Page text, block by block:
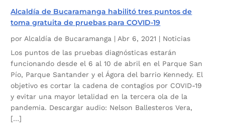
Alcaldía de Bucaramanga habilitó tres puntos de
toma gratuita de pruebas para COVID-19
porAlcaldía de Bucaramanga |Abr 6, 2021 | Noticias
Los puntos de las pruebas diagnósticas estarán
funcionando desde el 6 al 10 de abril en el Parque San
Pío, Parque Santander y el Ágora del barrio Kennedy. El
objetivo es cortar la cadena de contagios por COVID-19
y evitar una mayor letalidad en la tercera ola de la
pandemia. Descargar audio: Nelson Ballesteros Vera,
[…]